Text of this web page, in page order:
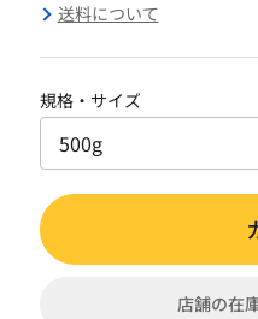
送料について
規格・サイズ
店舗の在